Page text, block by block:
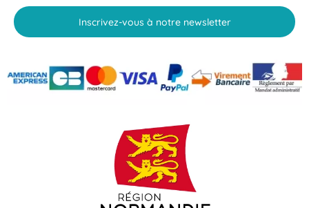
Inscrivez-vous à notre newsletter